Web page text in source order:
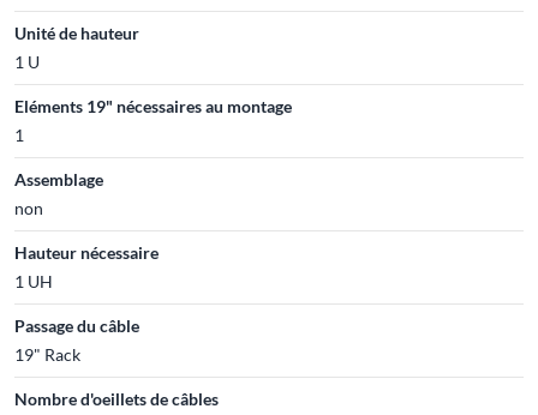
Unité de hauteur
1 U
Eléments 19" nécessaires au montage
1
Assemblage
non
Hauteur nécessaire
1 UH
Passage du câble
19" Rack
Nombre d'oeillets de câbles